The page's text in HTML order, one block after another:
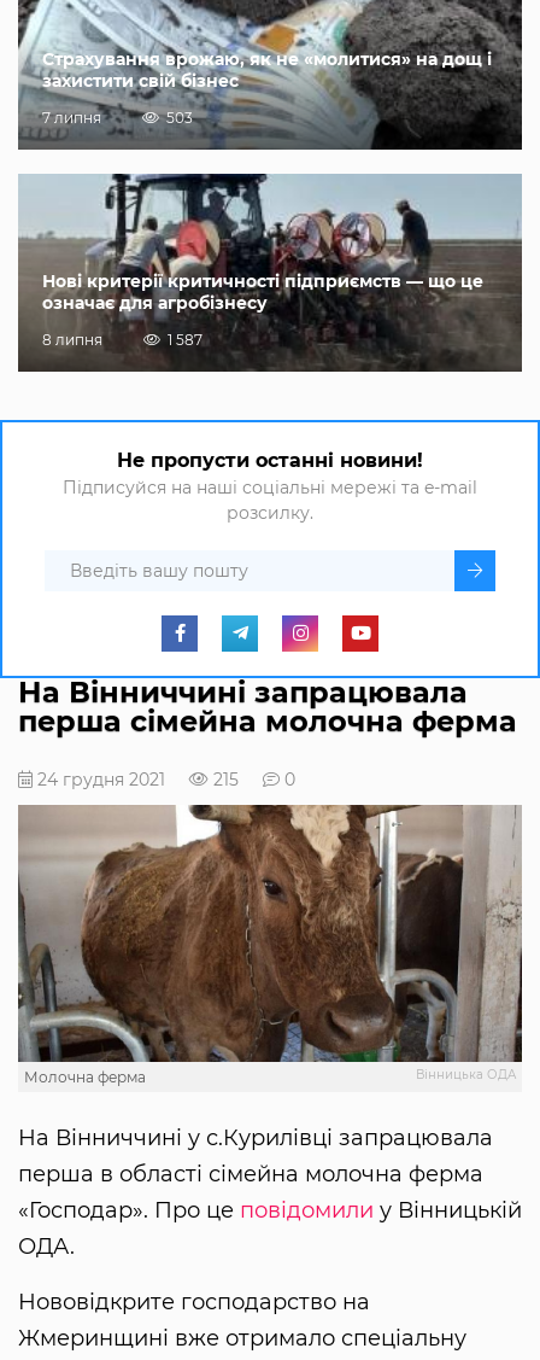
Страхування врожаю, як не «молитися» на дощ і
захистити свій бізнес
7 липня 503
Нові критерії критичності підприємств — що це
означає для агробізнесу
8 липня 1 587
Не пропусти останні новини!
Підписуйся на наші соціальні мережі та e-mail
розсилку.
На Вінниччині запрацювала
перша сімейна молочна ферма
24 грудня 2021 215 0
Вінницька ОДА
Молочна ферма
На Вінниччині у с.Курилівці запрацювала
перша в області сімейна молочна ферма
«Господар». Про це повідомили у Вінницькій
ОДА.
Нововідкрите господарство на
Жмеринщині вже отримало спеціальну